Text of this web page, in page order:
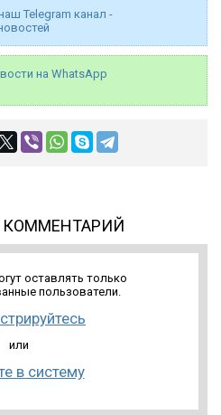
Telegram канал -
на WhatsApp
КОММЕНТАРИЙ
оставлять только
пользователи.
или
в систему